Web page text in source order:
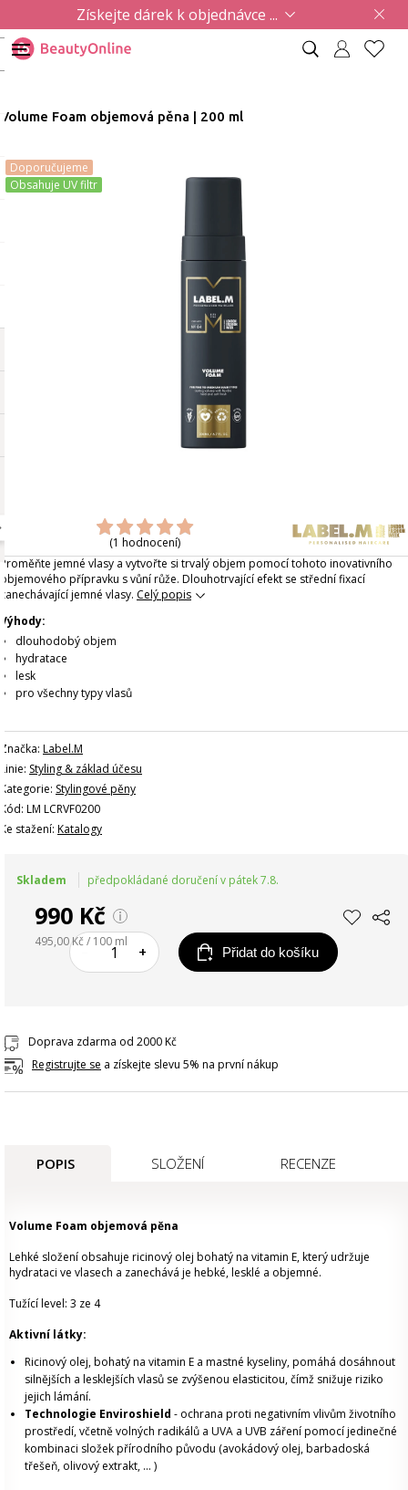
Získejte dárek k objednávce ...
Volume Foam objemová pěna | 200 ml
Doporučujeme
Obsahuje UV filtr
(1 hodnocení)
Proměňte jemné vlasy a vytvořte si trvalý objem pomocí tohoto inovativního
objemového přípravku s vůní růže. Dlouhotrvající efekt se střední fixací
zanechávající jemné vlasy. Celý popis
Výhody:
dlouhodobý objem
hydratace
lesk
pro všechny typy vlasů
Značka: Label.M
Linie: Styling & základ účesu
Kategorie: Stylingové pěny
Kód: LM LCRVF0200
Ke stažení: Katalogy
Skladem předpokládané doručení v pátek 7.8.
990 Kč
495,00 Kč / 100 ml
+ Přidat do košíku
Doprava zdarma od 2000 Kč
Registrujte se a získejte slevu 5% na první nákup
POPIS SLOŽENÍ RECENZE
Volume Foam objemová pěna
Lehké složení obsahuje ricinový olej bohatý na vitamin E, který udržuje
hydrataci ve vlasech a zanechává je hebké, lesklé a objemné.
Tužící level: 3 ze 4
Aktivní látky:
Ricinový olej, bohatý na vitamin E a mastné kyseliny, pomáhá dosáhnout
silnějších a lesklejších vlasů se zvýšenou elasticitou, čímž snižuje riziko
jejich lámání.
Technologie Enviroshield - ochrana proti negativním vlivům životního
prostředí, včetně volných radikálů a UVA a UVB záření pomocí jedinečné
kombinaci složek přírodního původu (avokádový olej, barbadoská
třešeň, olivový extrakt, ... )